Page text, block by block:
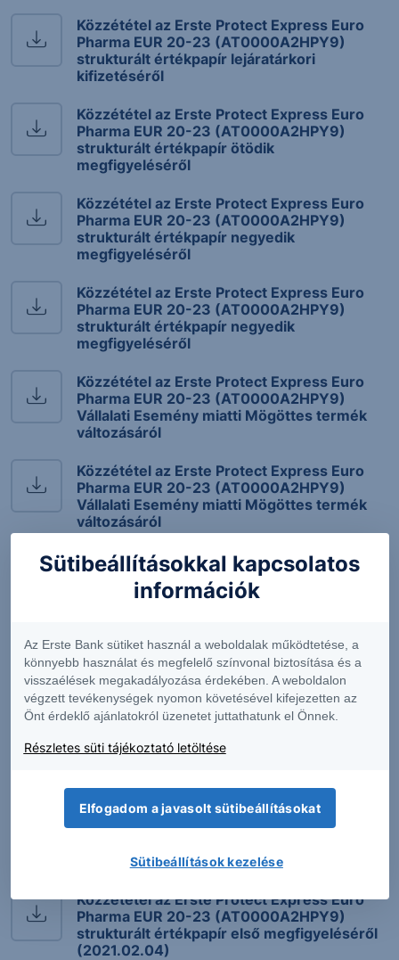
Közzététel az Erste Protect Express Euro
Pharma EUR 20-23 (AT0000A2HPY9)
strukturált értékpapír lejáratárkori
kifizetéséről
Közzététel az Erste Protect Express Euro
Pharma EUR 20-23 (AT0000A2HPY9)
strukturált értékpapír ötödik
megfigyeléséről
Közzététel az Erste Protect Express Euro
Pharma EUR 20-23 (AT0000A2HPY9)
strukturált értékpapír negyedik
megfigyeléséről
Közzététel az Erste Protect Express Euro
Pharma EUR 20-23 (AT0000A2HPY9)
strukturált értékpapír negyedik
megfigyeléséről
Közzététel az Erste Protect Express Euro
Pharma EUR 20-23 (AT0000A2HPY9)
Vállalati Esemény miatti Mögöttes termék
változásáról
Közzététel az Erste Protect Express Euro
Pharma EUR 20-23 (AT0000A2HPY9)
Vállalati Esemény miatti Mögöttes termék
változásáról
Közzététel az Erste Protect Express Euro
Pharma EUR 20-23 (AT0000A2HPY9)
strukturált értékpapír harmadik
Közzététel az Erste Protect Express Euro
Pharma EUR 20-23 (AT0000A2HPY9)
strukturált értékpapír harmadik
megfigyeléséről
Pharma EUR 20-23 (AT0000A2HPY9)
megfigyeléséről
Közzététel az Erste Protect Express Euro
strukturált értékpapír első megfigyeléséről
Közzététel az Erste Protect Express Euro
Pharma EUR 20-23 (AT0000A2HPY9)
strukturált értékpapír első megfigyeléséről
(2021.02.04)
Sütibeállításokkal kapcsolatos
információk
Az Erste Bank sütiket használ a weboldalak működtetése, a
könnyebb használat és megfelelő színvonal biztosítása és a
visszaélések megakadályozása érdekében. A weboldalon
végzett tevékenységek nyomon követésével kifejezetten az
Önt érdeklő ajánlatokról üzenetet juttathatunk el Önnek.
Részletes süti tájékoztató letöltése
Elfogadom a javasolt sütibeállításokat
Sütibeállítások kezelése